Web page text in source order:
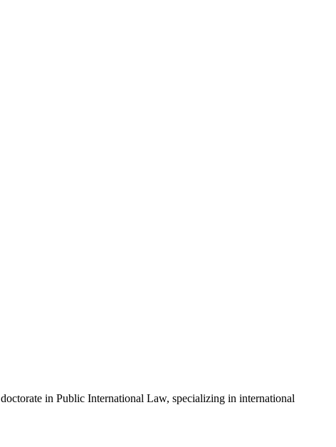
in Public International Law, specializing in international